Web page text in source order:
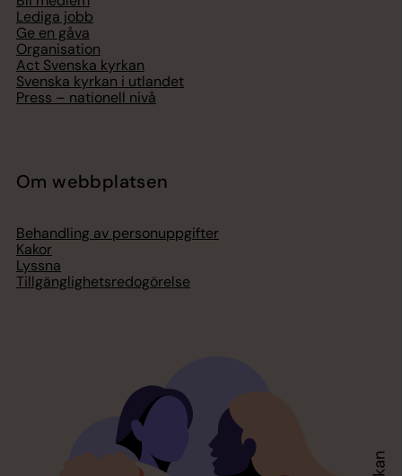
Lediga jobb
Ge en gåva
Organisation
Act Svenska kyrkan
Svenska kyrkan i utlandet
Press – nationell nivå
Om webbplatsen
Behandling av personuppgifter
Kakor
Lyssna
Tillgänglighetsredogörelse